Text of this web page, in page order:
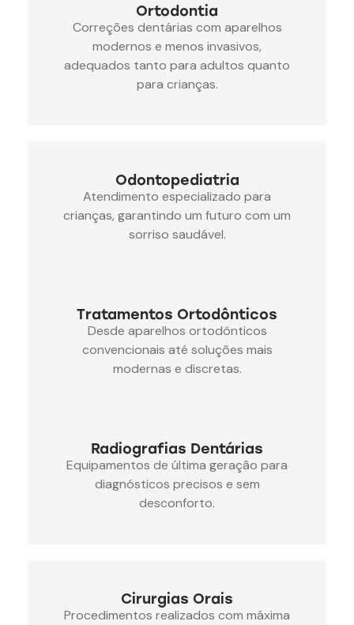
Ortodontia
Correções dentárias com aparelhos
modernos e menos invasivos,
adequados tanto para adultos quanto
para crianças.
Odontopediatria
Atendimento especializado para
crianças, garantindo um futuro com um
sorriso saudável.
Tratamentos Ortodônticos
Desde aparelhos ortodônticos
convencionais até soluções mais
modernas e discretas.
Radiografias Dentárias
Equipamentos de última geração para
diagnósticos precisos e sem
desconforto.
Cirurgias Orais
Procedimentos realizados com máxima